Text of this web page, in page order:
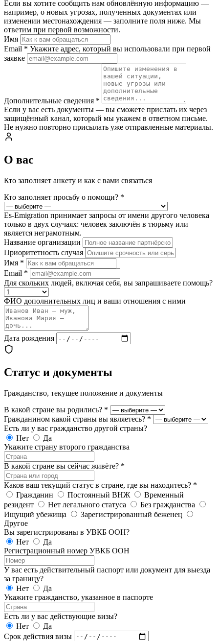
Если вы хотите сообщить нам обновлённую информацию —
например, о новых угрозах, полученных документах или
изменении местонахождения — заполните поля ниже. Мы
ответим при первой возможности.
Имя
Email * Укажите адрес, который вы использовали при первой
заявке
Дополнительные сведения *
Если у вас есть документы — вы сможете прислать их через
защищённый канал, который мы укажем в ответном письме.
Не нужно повторно присылать уже отправленные материалы.
О вас
Кто заполняет анкету и как с вами связаться
Кто заполняет просьбу о помощи? *
Es-Emigration принимает запросы от имени другого человека
только в двух случаях: человек заключён в тюрьму или
является неграмотным.
Название организации
Приоритетность случая
Имя *
Email *
Для скольких людей, включая себя, вы запрашиваете помощь?
ФИО дополнительных лиц и ваши отношения с ними
Дата рождения
Статус и документы
Гражданство, текущее положение и документы
В какой стране вы родились? *
Гражданином какой страны вы являетесь? *
Есть ли у вас гражданство другой страны?
Нет
Да
Укажите страну второго гражданства
В какой стране вы сейчас живёте? *
Каков ваш текущий статус в стране, где вы находитесь? *
Гражданин
Постоянный ВНЖ
Временный
резидент
Нет легального статуса
Без гражданства
Ищущий убежища
Зарегистрированный беженец
Другое
Вы зарегистрированы в УВКБ ООН?
Нет
Да
Регистрационный номер УВКБ ООН
У вас есть действительный паспорт или документ для выезда
за границу?
Нет
Да
Укажите гражданство, указанное в паспорте
Есть ли у вас действующие визы?
Нет
Да
Срок действия визы